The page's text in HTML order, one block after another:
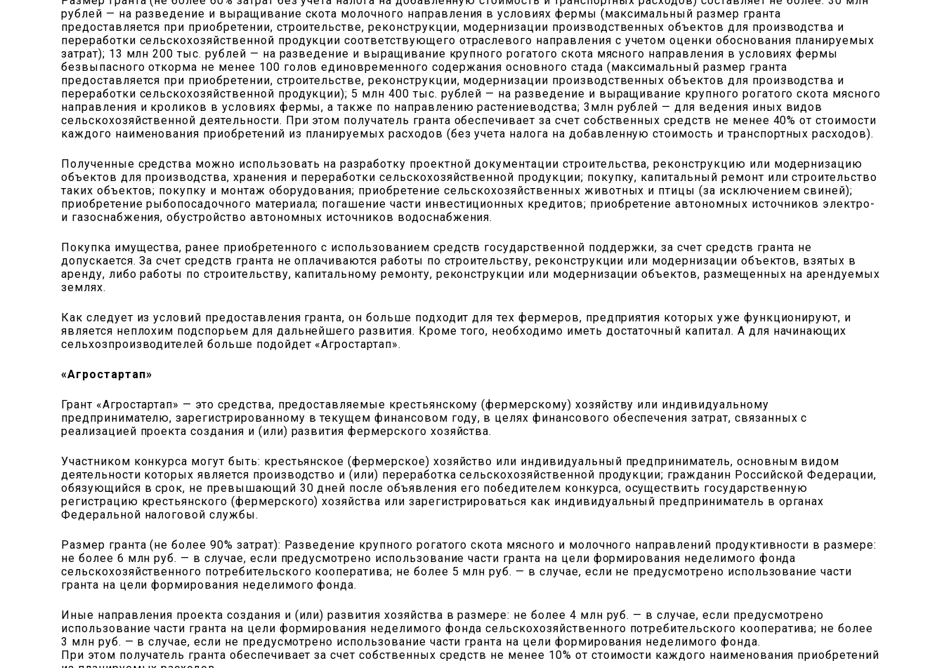
рублей — на разведение и выращивание скота молочного направления в условиях фермы (максимальный размер гранта
предоставляется при приобретении, строительстве, реконструкции, модернизации производственных объектов для производства и
переработки сельскохозяйственной продукции соответствующего отраслевого направления с учетом оценки обоснования планируемых
затрат); 13 млн 200 тыс. рублей — на разведение и выращивание крупного рогатого скота мясного направления в условиях фермы
безвыпасного откорма не менее 100 голов единовременного содержания основного стада (максимальный размер гранта
предоставляется при приобретении, строительстве, реконструкции, модернизации производственных объектов для производства и
переработки сельскохозяйственной продукции); 5 млн 400 тыс. рублей — на разведение и выращивание крупного рогатого скота мясного
направления и кроликов в условиях фермы, а также по направлению растениеводства; 3млн рублей — для ведения иных видов
сельскохозяйственной деятельности. При этом получатель гранта обеспечивает за счет собственных средств не менее 40% от стоимости
каждого наименования приобретений из планируемых расходов (без учета налога на добавленную стоимость и транспортных расходов).
Полученные средства можно использовать на разработку проектной документации строительства, реконструкцию или модернизацию
объектов для производства, хранения и переработки сельскохозяйственной продукции; покупку, капитальный ремонт или строительство
таких объектов; покупку и монтаж оборудования; приобретение сельскохозяйственных животных и птицы (за исключением свиней);
приобретение рыбопосадочного материала; погашение части инвестиционных кредитов; приобретение автономных источников электро-
и газоснабжения, обустройство автономных источников водоснабжения.
Покупка имущества, ранее приобретенного с использованием средств государственной поддержки, за счет средств гранта не
допускается. За счет средств гранта не оплачиваются работы по строительству, реконструкции или модернизации объектов, взятых в
аренду, либо работы по строительству, капитальному ремонту, реконструкции или модернизации объектов, размещенных на арендуемых
землях.
Как следует из условий предоставления гранта, он больше подходит для тех фермеров, предприятия которых уже функционируют, и
является неплохим подспорьем для дальнейшего развития. Кроме того, необходимо иметь достаточный капитал. А для начинающих
сельхозпроизводителей больше подойдет «Агростартап».
«Агростартап»
Грант «Агростартап» — это средства, предоставляемые крестьянскому (фермерскому) хозяйству или индивидуальному
предпринимателю, зарегистрированному в текущем финансовом году, в целях финансового обеспечения затрат, связанных с
реализацией проекта создания и (или) развития фермерского хозяйства.
Участником конкурса могут быть: крестьянское (фермерское) хозяйство или индивидуальный предприниматель, основным видом
деятельности которых является производство и (или) переработка сельскохозяйственной продукции; гражданин Российской Федерации,
обязующийся в срок, не превышающий 30 дней после объявления его победителем конкурса, осуществить государственную
регистрацию крестьянского (фермерского) хозяйства или зарегистрироваться как индивидуальный предприниматель в органах
Федеральной налоговой службы.
Размер гранта (не более 90% затрат): Разведение крупного рогатого скота мясного и молочного направлений продуктивности в размере:
не более 6 млн руб. — в случае, если предусмотрено использование части гранта на цели формирования неделимого фонда
сельскохозяйственного потребительского кооператива; не более 5 млн руб. — в случае, если не предусмотрено использование части
гранта на цели формирования неделимого фонда.
Иные направления проекта создания и (или) развития хозяйства в размере: не более 4 млн руб. — в случае, если предусмотрено
использование части гранта на цели формирования неделимого фонда сельскохозяйственного потребительского кооператива; не более
3 млн руб. — в случае, если не предусмотрено использование части гранта на цели формирования неделимого фонда.
При этом получатель гранта обеспечивает за счет собственных средств не менее 10% от стоимости каждого наименования приобретений